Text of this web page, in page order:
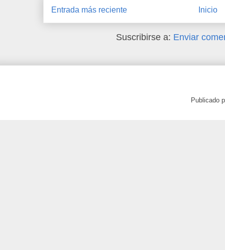
Entrada más reciente Inicio
Suscribirse a: Enviar
Publicado